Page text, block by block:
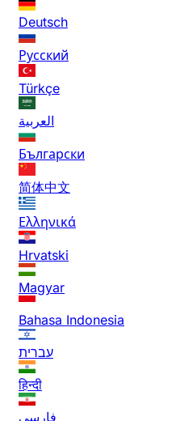
Deutsch
Русский
Türkçe
العربية
Български
简体中文
Ελληνικά
Hrvatski
Magyar
Bahasa Indonesia
עברית
हिन्दी
فارسی